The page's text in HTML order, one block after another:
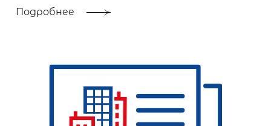
Подробнее